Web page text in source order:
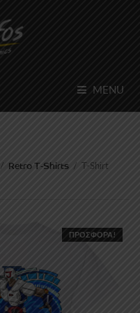
MENU
/ Retro T-Shirts / T-Shirt
ΠΡΟΣΦΟΡΆ!